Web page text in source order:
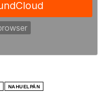
NAHUELPÁN